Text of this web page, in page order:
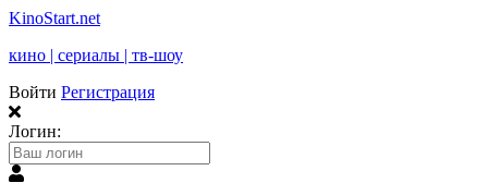
KinoStart.net
кино | сериалы | тв-шоу
Войти Регистрация
Логин: